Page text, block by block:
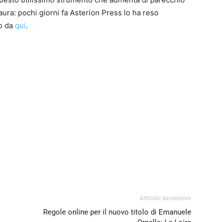
pochi giorni fa Asterion Press lo ha reso
da qui.
Articolo successivo
Regole online per il nuovo titolo di Emanuele